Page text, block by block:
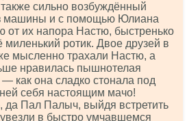
сильно возбуждённый
машины и с помощью Юлиана
от их напора Настю, быстренько
миленький ротик. Двое друзей в
мысленно трахали Настю, а
нравилась пышнотелая
как она сладко стонала под
себя настоящим мачо!
да Пал Палыч, выйдя встретить
увезли в быстро умчавшемся